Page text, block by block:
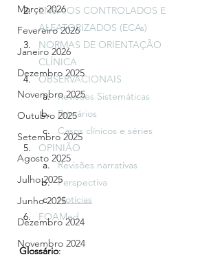
Março 2026
Fevereiro 2026
Janeiro 2026
Dezembro 2025
Novembro 2025
Outubro 2025
Setembro 2025
Agosto 2025
Julho 2025
Junho 2025
Dezembro 2024
Novembro 2024
ENSAIOS CONTROLADOS E
ALEATORIZADOS (ECAs)
NORMAS DE ORIENTAÇÃO
CLÍNICA
OBSERVACIONAIS
Revisões Sistemáticas
Primários
Casos clínicos e séries
OPINIÃO
Revisões narrativas
Perspectiva
Notícias
FOAMed
Glossário: